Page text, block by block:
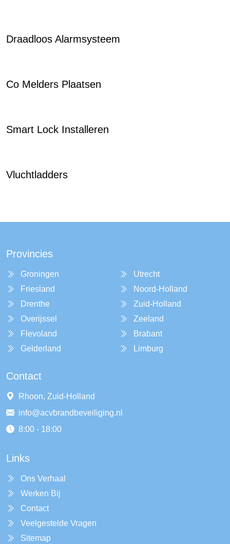
Draadloos Alarmsysteem
Co Melders Plaatsen
Smart Lock Installeren
Vluchtladders
Provincies
Groningen
Friesland
Drenthe
Overijssel
Flevoland
Gelderland
Utrecht
Noord-Holland
Zuid-Holland
Zeeland
Brabant
Limburg
Contact
Rhoon, Zuid-Holland
info@acvbrandbeveiliging.nl
8:00 - 18:00
Links
Ons Verhaal
Werken Bij
Contact
Veelgestelde Vragen
Sitemap